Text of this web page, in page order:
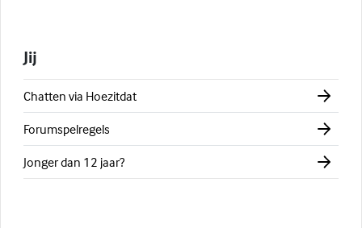
Jij
Chatten via Hoezitdat
Forumspelregels
Jonger dan 12 jaar?